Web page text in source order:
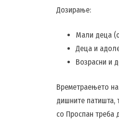
Дозирање:
Мали деца
Деца и
Возрасни и
Времетраењето на
дишните патишта,
со Проспан треба